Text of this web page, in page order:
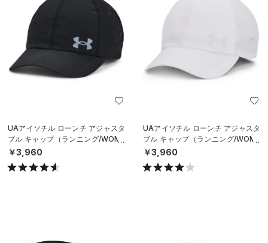
UAアイソチル ローンチ アジャスタ
ブル キャップ（ランニング/WOME
N）
￥3,960
UAアイソチル ローンチ アジャスタ
ブル キャップ（ランニング/WOME
N）
￥3,960